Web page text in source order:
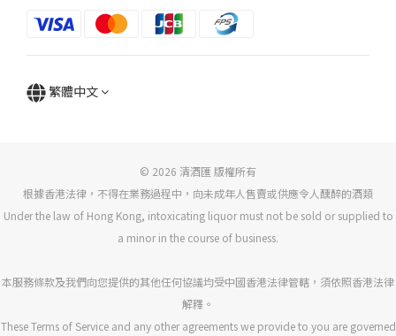
繁體中文
© 2026 清酒匯 版權所有
根據香港法律，不得在業務過程中，向未成年人售賣或供應令人醺醉的酒類
Under the law of Hong Kong, intoxicating liquor must not be sold or supplied to
a minor in the course of business.
本服務條款及我們向您提供的其他任何協議均受中國香港法律管轄，須依照香港法律
解釋。
These Terms of Service and any other agreements we provide to you are governed